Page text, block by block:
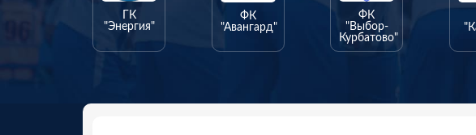
ГК
"Энергия"
ФК
"Авангард"
ФК
"Выбор-
Курбатово"